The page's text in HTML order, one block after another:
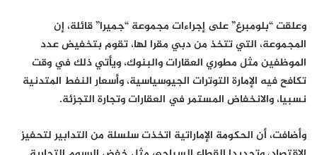
وعلقت “بلومبرغ” على إجراءات مجموعة “جميرا” قائلة، إن
المجموعة، التي تتخذ من دبي مقرا لها، تقوم بتخفيض عدد
الموظفين مثل مطوري العقارات والبنوك، ويأتي ذلك في وقت
تكافح فيه الإمارة التوترات الجيوسياسية، وأسعار النفط المتدنية
نسبيا، والانخفاض المستمر في العقارات وتجارة التجزئة.
وأضافت، أن الحكومة الإماراتية اتخذت سلسلة من التدابير لتحفيز